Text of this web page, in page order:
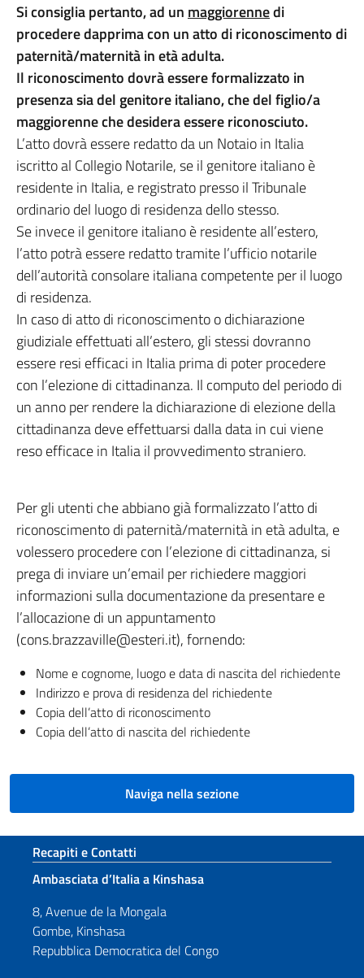
Si consiglia pertanto, ad un maggiorennedi
procedere dapprima con un atto di riconoscimento di
paternità/maternità in età adulta.
Il riconoscimento dovrà essere formalizzato in
presenza sia del genitore italiano, che del figlio/a
maggiorenne che desidera essere riconosciuto.
L’atto dovrà essere redatto da un Notaio in Italia
iscritto al Collegio Notarile, se il genitore italiano è
residente in Italia, e registrato presso il Tribunale
ordinario del luogo di residenza dello stesso.
Se invece il genitore italiano è residente all’estero,
l’atto potrà essere redatto tramite l’ufficio notarile
dell’autorità consolare italiana competente per il luogo
di residenza.
In caso di atto di riconoscimento o dichiarazione
giudiziale effettuati all’estero, gli stessi dovranno
essere resi efficaci in Italia prima di poter procedere
con l’elezione di cittadinanza. Il computo del periodo di
un anno per rendere la dichiarazione di elezione della
cittadinanza deve effettuarsi dalla data in cui viene
reso efficace in Italia il provvedimento straniero.
Per gli utenti che abbiano già formalizzato l’atto di
riconoscimento di paternità/maternità in età adulta, e
volessero procedere con l’elezione di cittadinanza, si
prega di inviare un’email per richiedere maggiori
informazioni sulla documentazione da presentare e
l’allocazione di un appuntamento
(cons.brazzaville@esteri.it), fornendo:
Nome e cognome, luogo e data di nascita del richiedente
Indirizzo e prova di residenza del richiedente
Copia dell’atto di riconoscimento
Copia dell’atto di nascita del richiedente
Naviga nella sezione
Sezione footer
Recapiti e Contatti
Ambasciata d’Italia a Kinshasa
8, Avenue de la Mongala
Gombe, Kinshasa
Repubblica Democratica del Congo